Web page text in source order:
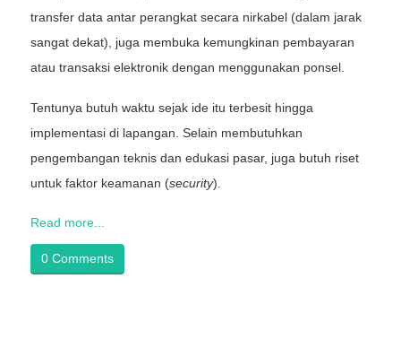
transfer data antar perangkat secara nirkabel (dalam jarak
sangat dekat), juga membuka kemungkinan pembayaran
atau transaksi elektronik dengan menggunakan ponsel.
Tentunya butuh waktu sejak ide itu terbesit hingga
implementasi di lapangan. Selain membutuhkan
pengembangan teknis dan edukasi pasar, juga butuh riset
untuk faktor keamanan (security).
Read more...
0 Comments